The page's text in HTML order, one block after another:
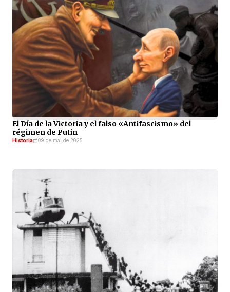
El Día de la Victoria y el falso «Antifascismo» del
régimen de Putin
Historia 09 de mai de 2025